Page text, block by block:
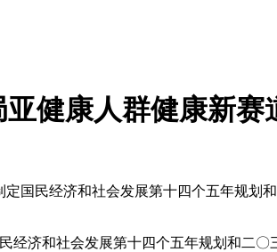
健康人群健康新赛
民经济和社会发展第十四个五年规划
济和社会发展第十四个五年规划和二〇